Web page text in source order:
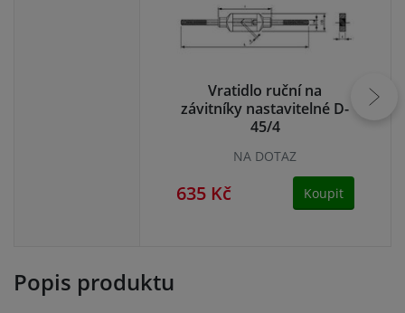
Vratidlo ruční na
závitníky nastavitelné D-
45/4
NA DOTAZ
635 Kč Koupit
Popis produktu